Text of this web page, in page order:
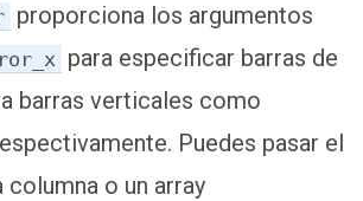
proporciona los argumentos
para especificar barras de
barras verticales como
Puedes pasar el
columna o un array